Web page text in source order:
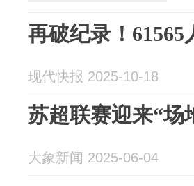
再破纪录！
现代快报 2025-10-18
苏超联赛迎来“场
大象新闻 2025-06-04